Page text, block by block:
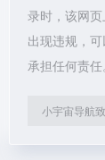
录时，该网
出现违规，
承担任何责任
小宇宙导航